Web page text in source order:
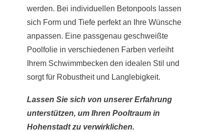
werden. Bei individuellen Betonpools lassen
sich Form und Tiefe perfekt an Ihre Wünsche
anpassen. Eine passgenau geschweißte
Poolfolie in verschiedenen Farben verleiht
Ihrem Schwimmbecken den idealen Stil und
sorgt für Robustheit und Langlebigkeit.
Lassen Sie sich von unserer Erfahrung
unterstützen, um Ihren Pooltraum in
Hohenstadt zu verwirklichen.